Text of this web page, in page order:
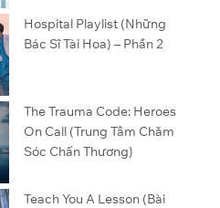
Hospital Playlist (Những
Bác Sĩ Tài Hoa) – Phần 2
The Trauma Code: Heroes
On Call (Trung Tâm Chăm
Sóc Chấn Thương)
Teach You A Lesson (Bài